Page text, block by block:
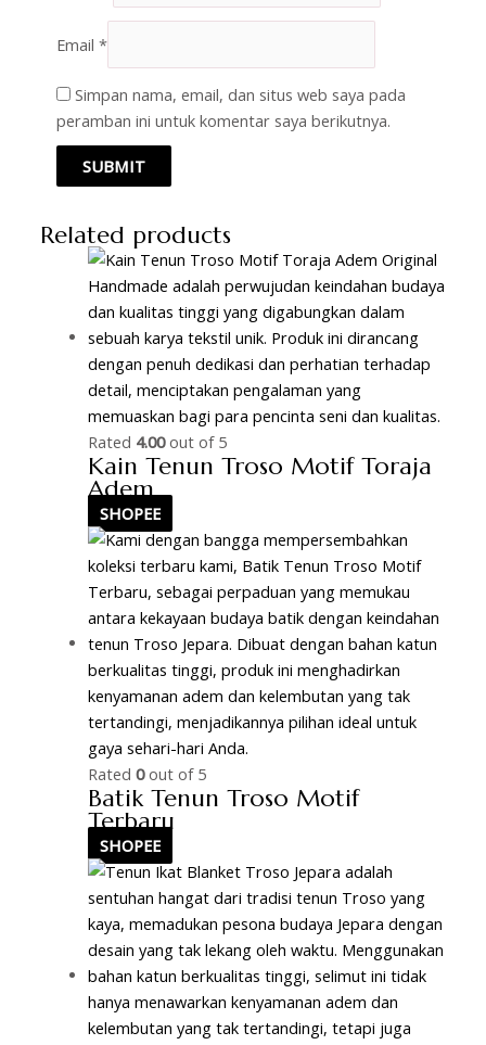
Email *
Simpan nama, email, dan situs web saya pada
peramban ini untuk komentar saya berikutnya.
Related products
Rated 4.00out of 5
Kain Tenun Troso Motif Toraja
Adem
SHOPEE
Rated 0out of 5
Batik Tenun Troso Motif
Terbaru
SHOPEE